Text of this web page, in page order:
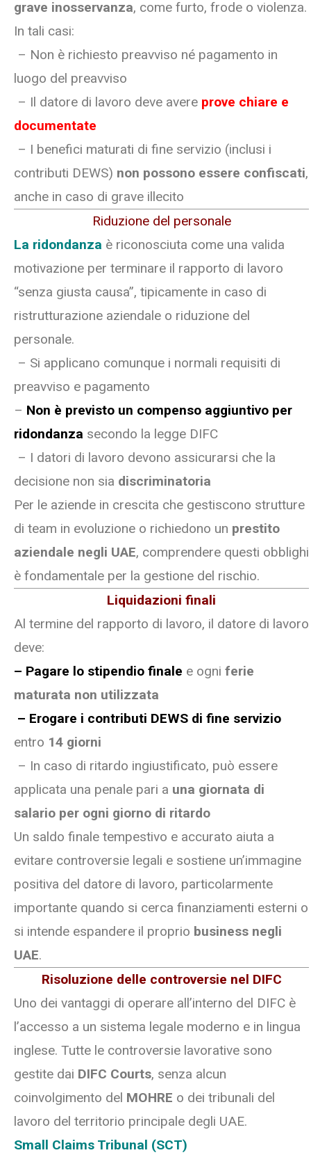
grave inosservanza, come furto, frode o violenza.
In tali casi:
– Non è richiesto preavviso né pagamento in
luogo del preavviso
– Il datore di lavoro deve avere prove chiare e
documentate
– I benefici maturati di fine servizio (inclusi i
contributi DEWS) non possono essere confiscati,
anche in caso di grave illecito
Riduzione del personale
La ridondanza è riconosciuta come una valida
motivazione per terminare il rapporto di lavoro
“senza giusta causa”, tipicamente in caso di
ristrutturazione aziendale o riduzione del
personale.
– Si applicano comunque i normali requisiti di
preavviso e pagamento
– Non è previsto un compenso aggiuntivo per
ridondanza secondo la legge DIFC
– I datori di lavoro devono assicurarsi che la
decisione non sia discriminatoria
Per le aziende in crescita che gestiscono strutture
di team in evoluzione o richiedono un prestito
aziendale negli UAE, comprendere questi obblighi
è fondamentale per la gestione del rischio.
Liquidazioni finali
Al termine del rapporto di lavoro, il datore di lavoro
deve:
– Pagare lo stipendio finale e ogni ferie
maturata non utilizzata
– Erogare i contributi DEWS di fine servizio
entro 14 giorni
– In caso di ritardo ingiustificato, può essere
applicata una penale pari a una giornata di
salario per ogni giorno di ritardo
Un saldo finale tempestivo e accurato aiuta a
evitare controversie legali e sostiene un’immagine
positiva del datore di lavoro, particolarmente
importante quando si cerca finanziamenti esterni o
si intende espandere il proprio business negli
UAE.
Risoluzione delle controversie nel DIFC
Uno dei vantaggi di operare all’interno del DIFC è
l’accesso a un sistema legale moderno e in lingua
inglese. Tutte le controversie lavorative sono
gestite dai DIFC Courts, senza alcun
coinvolgimento del MOHRE o dei tribunali del
lavoro del territorio principale degli UAE.
Small Claims Tribunal (SCT)